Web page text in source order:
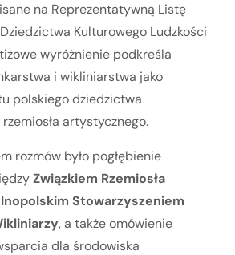
na Reprezentatywną Listę
Kulturowego Ludzkości
wyróżnienie podkreśla
i wikliniarstwa jako
polskiego dziedzictwa
artystycznego.
rozmów było pogłębienie
Związkiem Rzemiosła
Stowarzyszeniem
, a także omówienie
dla środowiska